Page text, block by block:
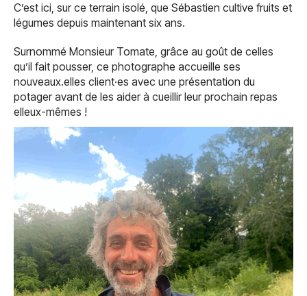
C’est ici, sur ce terrain isolé, que Sébastien cultive fruits et
légumes depuis maintenant six ans.
Surnommé Monsieur Tomate, grâce au goût de celles
qu’il fait pousser, ce photographe accueille ses
nouveaux.elles client·es avec une présentation du
potager avant de les aider à cueillir leur prochain repas
elleux-mêmes !